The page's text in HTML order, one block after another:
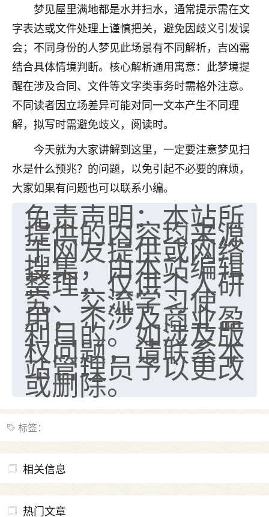
梦见屋里满地都是水并扫水，通常提示需在文
字表达或文件处理上谨慎把关，避免因歧义引发误
会；不同身份的人梦见此场景有不同解析，吉凶需
结合具体情境判断。核心解析通用寓意：此梦境提
醒在涉及合同、文件等文字类事务时需格外注意。
不同读者因立场差异可能对同一文本产生不同理
解，拟写时需避免歧义，阅读时。
今天就为大家讲解到这里，一定要注意梦见扫
水是什么预兆？的问题，以免引起不必要的麻烦，
大家如果有问题也可以联系小编。
免责声明：本站所
提供的内容均来源
于网友提供或网络
搜集，由本站编辑
整理，仅供个人研
究、交流学习使
用，不涉及商业盈
利目的。如涉及版
权问题，请联系本
站管理员予以更改
或删除。
标签：
相关信息
热门文章
做梦梦见她，后来也是朋友介绍，找到慧来老
师，安排了超度法事，做梦再也没有梦到过
了，一开始是半信半疑的，图个心安，给亡母
超度，现在看来，人不信也不行。
2天前 来自云南 11
优秀的张同学
老师收徒吗？？我对这些很感兴趣